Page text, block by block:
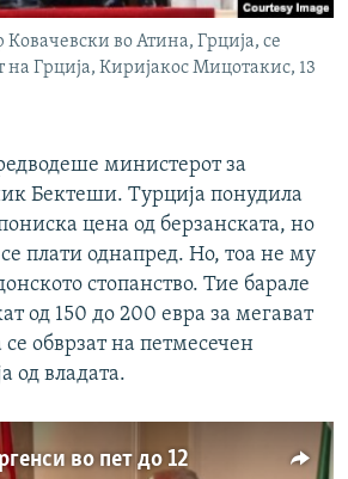
во Атина, Грција, се
на Грција, Киријакос Мицотакис, 13
министерот за
Бектеши. Турција понудила
цена од берзанската, но
се плати однапред. Но, тоа не му
стопанство. Тие барале
од 150 до 200 евра за мегават
обврзат на петмесечен
од владата.
во пет до 12